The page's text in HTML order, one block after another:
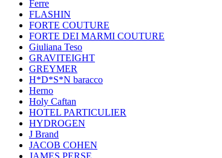
Ferre
FLASHIN
FORTE COUTURE
FORTE DEI MARMI COUTURE
Giuliana Teso
GRAVITEIGHT
GREYMER
H*D*S*N baracco
Herno
Holy Caftan
HOTEL PARTICULIER
HYDROGEN
J Brand
JACOB COHEN
JAMES PERSE